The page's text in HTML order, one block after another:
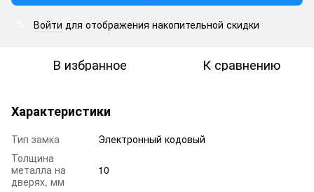
Войти для отображения накопительной скидки
В избранное К сравнению
Характеристики
Тип замка
Электронный кодовый
Толщина
металла на
дверях, мм
10